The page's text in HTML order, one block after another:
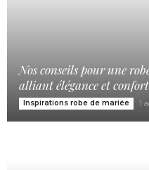
Nos conseils pour une
alliant élégance et confort
Inspirations robe de mariée 1